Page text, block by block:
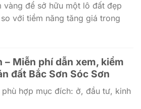
để sở hữu một lô đất đẹp
với tiềm năng tăng giá trong
– Miễn phí dẫn xem, kiểm
đất Bắc Sơn Sóc Sơn
hợp mục đích: ở, đầu tư, kinh